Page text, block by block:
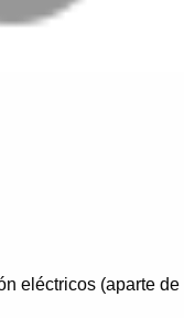
eléctricos (aparte